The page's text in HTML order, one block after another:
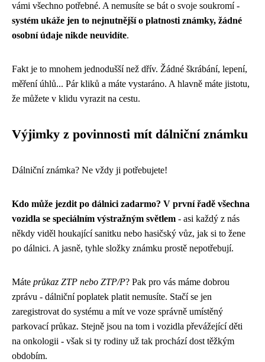
vámi všechno potřebné. A nemusíte se bát o svoje soukromí -
systém ukáže jen to nejnutnější o platnosti známky, žádné
osobní údaje nikde neuvidíte.
Fakt je to mnohem jednodušší než dřív. Žádné škrábání, lepení,
měření úhlů... Pár kliků a máte vystaráno. A hlavně máte jistotu,
že můžete v klidu vyrazit na cestu.
Výjimky z povinnosti mít dálniční známku
Dálniční známka? Ne vždy ji potřebujete!
Kdo může jezdit po dálnici zadarmo? V první řadě všechna
vozidla se speciálním výstražným světlem - asi každý z nás
někdy viděl houkající sanitku nebo hasičský vůz, jak si to žene
po dálnici. A jasně, tyhle složky známku prostě nepotřebují.
Máte průkaz ZTP nebo ZTP/P? Pak pro vás máme dobrou
zprávu - dálniční poplatek platit nemusíte. Stačí se jen
zaregistrovat do systému a mít ve voze správně umístěný
parkovací průkaz. Stejně jsou na tom i vozidla převážející děti
na onkologii - však si ty rodiny už tak prochází dost těžkým
obdobím.